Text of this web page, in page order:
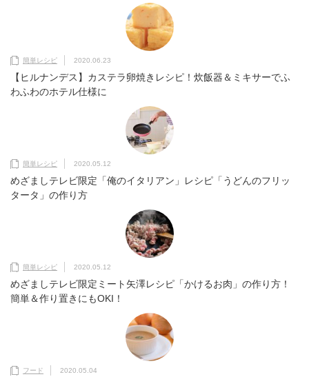
簡単レシピ 2020.06.23
【ヒルナンデス】カステラ卵焼きレシピ！炊飯器＆ミキサーでふ
わふわのホテル仕様に
簡単レシピ 2020.05.12
めざましテレビ限定「俺のイタリアン」レシピ「うどんのフリッ
タータ」の作り方
簡単レシピ 2020.05.12
めざましテレビ限定ミート矢澤レシピ「かけるお肉」の作り方！
簡単＆作り置きにもOKI！
フード 2020.05.04